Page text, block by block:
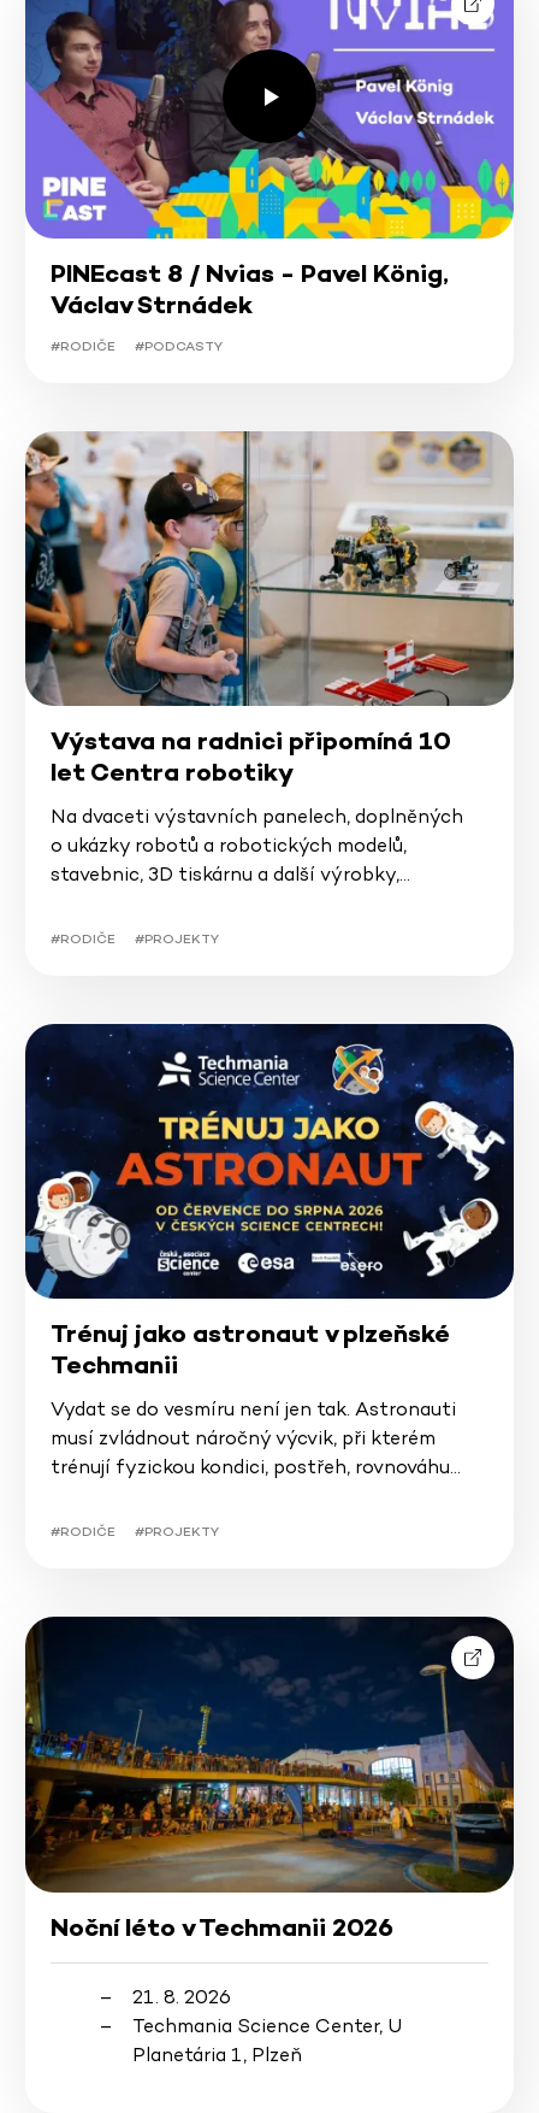
PINEcast 8 / Nvias - Pavel König,
Václav Strnádek
#RODIČE #PODCASTY
Výstava na radnici připomíná 10
let Centra robotiky
Na dvaceti výstavních panelech, doplněných
o ukázky robotů a robotických modelů,
stavebnic, 3D tiskárnu a další výrobky,…
#RODIČE #PROJEKTY
Trénuj jako astronaut v plzeňské
Techmanii
Vydat se do vesmíru není jen tak. Astronauti
musí zvládnout náročný výcvik, při kterém
trénují fyzickou kondici, postřeh, rovnováhu…
#RODIČE #PROJEKTY
Noční léto v Techmanii 2026
21. 8. 2026
Techmania Science Center, U
Planetária 1, Plzeň